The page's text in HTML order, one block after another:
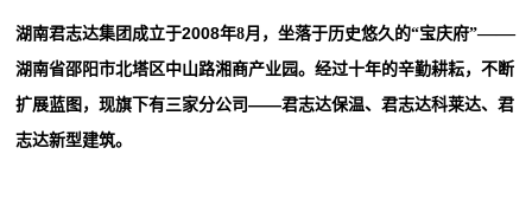
湖南君志达集团成立于2008年8月 ，坐落于历史悠久的“宝庆府”——
湖南省邵阳市北塔区中山路湘商产业园。经过十年的辛勤耕耘，不断
扩展蓝图，现旗下有三家分公司——君志达保温、君志达科莱达、君
志达新型建筑。